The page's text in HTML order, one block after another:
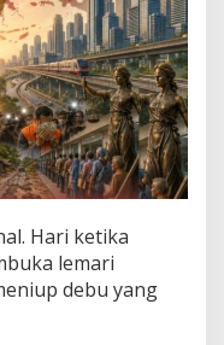
Hari ketika
lemari
debu yang